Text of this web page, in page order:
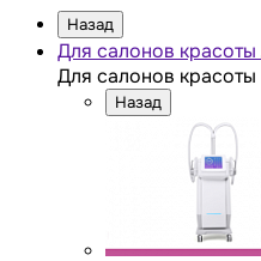
Назад
Для салонов красоты
Для салонов красоты
Назад